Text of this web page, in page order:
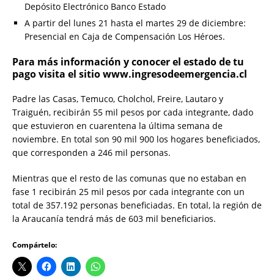
Depósito Electrónico Banco Estado
A partir del lunes 21 hasta el martes 29 de diciembre:
Presencial en Caja de Compensación Los Héroes.
Para más información y conocer el estado de tu
pago visita el sitio www.ingresodeemergencia.cl
Padre las Casas, Temuco, Cholchol, Freire, Lautaro y
Traiguén, recibirán 55 mil pesos por cada integrante, dado
que estuvieron en cuarentena la última semana de
noviembre. En total son 90 mil 900 los hogares beneficiados,
que corresponden a 246 mil personas.
Mientras que el resto de las comunas que no estaban en
fase 1 recibirán 25 mil pesos por cada integrante con un
total de 357.192 personas beneficiadas. En total, la región de
la Araucanía tendrá más de 603 mil beneficiarios.
Compártelo: